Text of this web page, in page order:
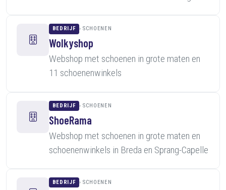
BEDRIJF SCHOENEN
Wolkyshop
Webshop met schoenen in grote maten en
11 schoenenwinkels
BEDRIJF SCHOENEN
ShoeRama
Webshop met schoenen in grote maten en
schoenenwinkels in Breda en Sprang-Capelle
BEDRIJF SCHOENEN